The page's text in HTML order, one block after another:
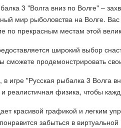
3 "Волга вниз по Волге" –
мир рыболовства на Волге.
по прекрасным местам этой
широкий выбор
сможете продемонстрировать
в игре "Русская рыбалка 3 Волга
реалистичная физика, чтобы
красивой графикой и легким
забыться в